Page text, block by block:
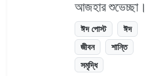
আজহার শুভেচ্ছা।
ঈদ পোস্ট
ঈদ
জীবন
শান্তি
সমৃদ্ধি